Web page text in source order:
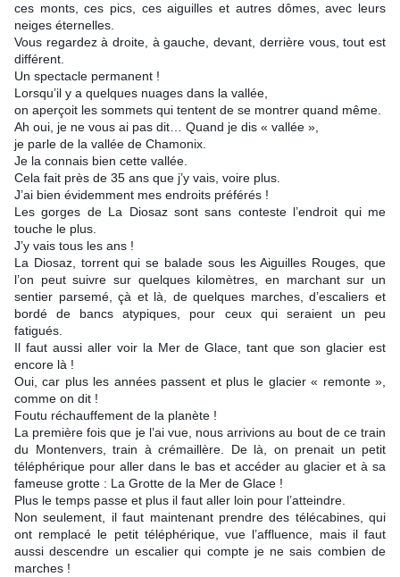
ces monts, ces pics, ces aiguilles et autres dômes, avec leurs
neiges éternelles.
Vous regardez à droite, à gauche, devant, derrière vous, tout est
différent.
Un spectacle permanent !
Lorsqu’il y a quelques nuages dans la vallée,
on aperçoit les sommets qui tentent de se montrer quand même.
Ah oui, je ne vous ai pas dit… Quand je dis « vallée »,
je parle de la vallée de Chamonix.
Je la connais bien cette vallée.
Cela fait près de 35 ans que j’y vais, voire plus.
J’ai bien évidemment mes endroits préférés !
Les gorges de La Diosaz sont sans conteste l’endroit qui me
touche le plus.
J’y vais tous les ans !
La Diosaz, torrent qui se balade sous les Aiguilles Rouges, que
l’on peut suivre sur quelques kilomètres, en marchant sur un
sentier parsemé, çà et là, de quelques marches, d’escaliers et
bordé de bancs atypiques, pour ceux qui seraient un peu
fatigués.
Il faut aussi aller voir la Mer de Glace, tant que son glacier est
encore là !
Oui, car plus les années passent et plus le glacier « remonte »,
comme on dit !
Foutu réchauffement de la planète !
La première fois que je l’ai vue, nous arrivions au bout de ce train
du Montenvers, train à crémaillère. De là, on prenait un petit
téléphérique pour aller dans le bas et accéder au glacier et à sa
fameuse grotte : La Grotte de la Mer de Glace !
Plus le temps passe et plus il faut aller loin pour l’atteindre.
Non seulement, il faut maintenant prendre des télécabines, qui
ont remplacé le petit téléphérique, vue l’affluence, mais il faut
aussi descendre un escalier qui compte je ne sais combien de
marches !